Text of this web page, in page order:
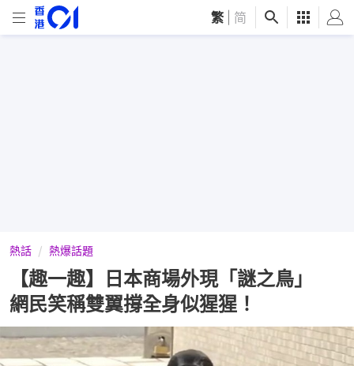
繁 简
熱話 熱爆話題
【趣一趣】日本商場外現「謎之鳥」
網民笑稱雙翼撐全身似猩猩！